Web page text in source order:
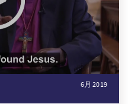
6月 2019